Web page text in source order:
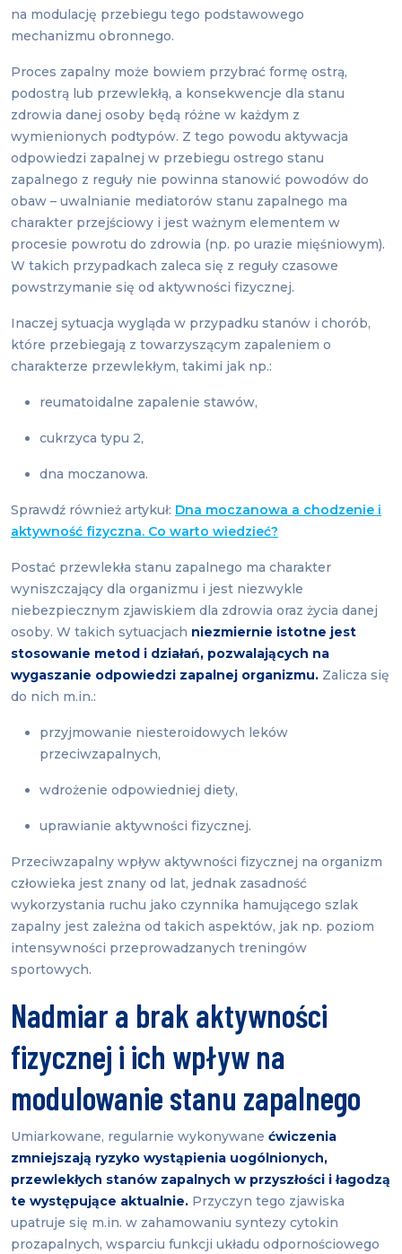
na modulację przebiegu tego podstawowego
mechanizmu obronnego.
Proces zapalny może bowiem przybrać formę ostrą,
podostrą lub przewlekłą, a konsekwencje dla stanu
zdrowia danej osoby będą różne w każdym z
wymienionych podtypów. Z tego powodu aktywacja
odpowiedzi zapalnej w przebiegu ostrego stanu
zapalnego z reguły nie powinna stanowić powodów do
obaw – uwalnianie mediatorów stanu zapalnego ma
charakter przejściowy i jest ważnym elementem w
procesie powrotu do zdrowia (np. po urazie mięśniowym).
W takich przypadkach zaleca się z reguły czasowe
powstrzymanie się od aktywności fizycznej.
Inaczej sytuacja wygląda w przypadku stanów i chorób,
które przebiegają z towarzyszącym zapaleniem o
charakterze przewlekłym, takimi jak np.:
reumatoidalne zapalenie stawów,
cukrzyca typu 2,
dna moczanowa.
Sprawdź również artykuł: Dna moczanowa a chodzenie i
aktywność fizyczna. Co warto wiedzieć?
Postać przewlekła stanu zapalnego ma charakter
wyniszczający dla organizmu i jest niezwykle
niebezpiecznym zjawiskiem dla zdrowia oraz życia danej
osoby. W takich sytuacjach niezmiernie istotne jest
stosowanie metod i działań, pozwalających na
wygaszanie odpowiedzi zapalnej organizmu. Zalicza się
do nich m.in.:
przyjmowanie niesteroidowych leków
przeciwzapalnych,
wdrożenie odpowiedniej diety,
uprawianie aktywności fizycznej.
Przeciwzapalny wpływ aktywności fizycznej na organizm
człowieka jest znany od lat, jednak zasadność
wykorzystania ruchu jako czynnika hamującego szlak
zapalny jest zależna od takich aspektów, jak np. poziom
intensywności przeprowadzanych treningów
sportowych.
Nadmiar a brak aktywności
fizycznej i ich wpływ na
modulowanie stanu zapalnego
Umiarkowane, regularnie wykonywane ćwiczenia
zmniejszają ryzyko wystąpienia uogólnionych,
przewlekłych stanów zapalnych w przyszłości i łagodzą
te występujące aktualnie. Przyczyn tego zjawiska
upatruje się m.in. w zahamowaniu syntezy cytokin
prozapalnych, wsparciu funkcji układu odpornościowego